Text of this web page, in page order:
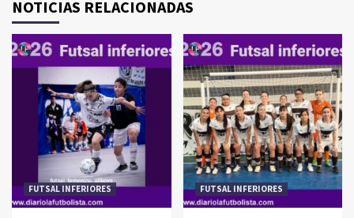
NOTICIAS RELACIONADAS
FUTSAL INFERIORES FUTSAL INFERIORES